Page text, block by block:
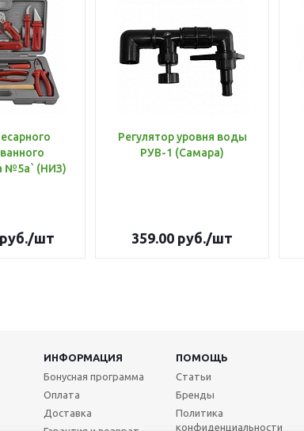
инструмента №5а` (НИЗ)
руб./шт
Регулятор уровня воды
РУВ-1 (Самара)
359.00 руб./шт
ИНФОРМАЦИЯ
ПОМОЩЬ
Бонусная программа
Оплата
Доставка
Статьи
Бренды
Политика
конфиденциальности